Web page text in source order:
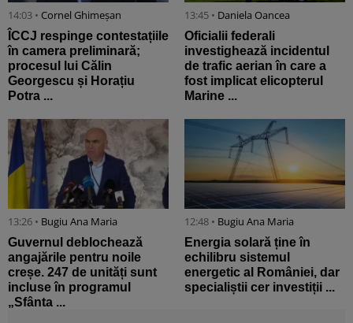
14:03 • Cornel Ghimeșan
ÎCCJ respinge contestațiile
în camera preliminară;
procesul lui Călin
Georgescu și Horațiu
Potra ...
13:45 • Daniela Oancea
Oficialii federali
investighează incidentul
de trafic aerian în care a
fost implicat elicopterul
Marine ...
13:26 • Bugiu ⁠Ana Maria
Guvernul deblochează
angajările pentru noile
creșe. 247 de unități sunt
incluse în programul
„Sfânta ...
12:48 • Bugiu ⁠Ana Maria
Energia solară ține în
echilibru sistemul
energetic al României, dar
specialiștii cer investiții ...